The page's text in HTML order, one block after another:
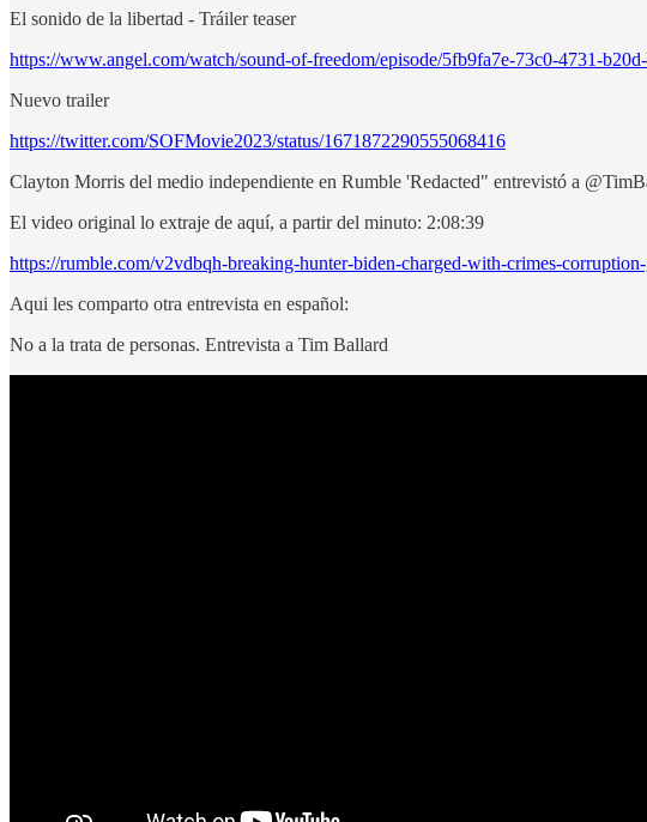
El sonido de la libertad - Tráiler teaser
https://www.angel.com/watch/sound-of-freedom/episode/5fb9fa7e-73c0-4731-
Nuevo trailer
https://twitter.com/SOFMovie2023/status/1671872290555068416
Clayton Morris del medio independiente en Rumble 'Redacted" entrevistó a
El video original lo extraje de aquí, a partir del minuto: 2:08:39
https://rumble.com/v2vdbqh-breaking-hunter-biden-charged-with-crimes-
Aqui les comparto otra entrevista en español:
No a la trata de personas. Entrevista a Tim Ballard